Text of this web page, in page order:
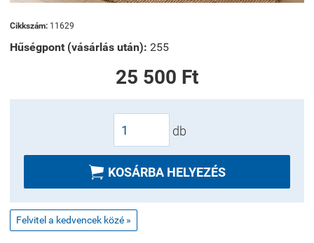
Cikkszám: 11629
Hűségpont (vásárlás után): 255
25 500 Ft
db
 KOSÁRBA HELYEZÉS
Felvitel a kedvencek közé »